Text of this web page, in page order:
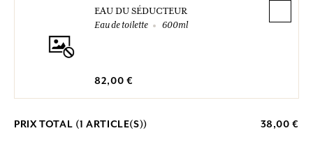
EAU DU SÉDUCTEUR
Eau de toilette
600ml
82,00 €
PRIX TOTAL (1 ARTICLE(S)) 38,00 €